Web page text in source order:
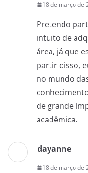
18 de março de
Pretendo
intuito de
área, já que
partir disso,
no mundo
de grande
acadêmica.
dayanne
18 de março de